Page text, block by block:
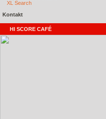
XL Search
Kontakt
HI SCORE CAFÉ